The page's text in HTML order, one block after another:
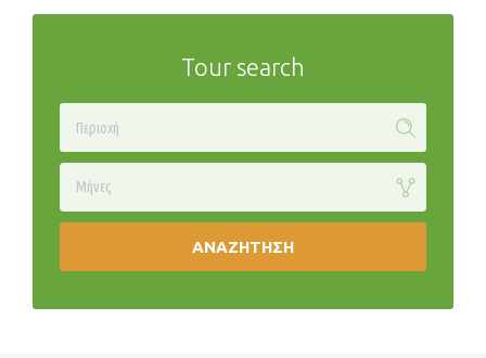
Tour search
Μήνες
ΑΝΑΖΉΤΗΣΗ